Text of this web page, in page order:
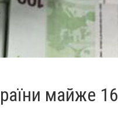
майже 16